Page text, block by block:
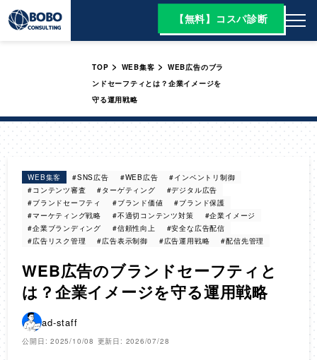
【無料】コスパ診断
TOP > WEB集客 > WEB広告のブラ
ンドセーフティとは？企業イメージを
守る運用戦略
WEB集客 #SNS広告 #WEB広告
#インベントリ制御
#コンテンツ審査
#ターゲティング
#デジタル広告
#ブランドセーフティ
#ブランド価値
#ブランド保護
#マーケティング戦略
#不適切コンテンツ対策
#企業イメージ
#企業ブランディング
#信頼性向上
#安全な広告配信
#広告リスク管理
#広告表示制御 #広告運用戦略 #配信先管理
WEB広告のブランドセーフティと
は？企業イメージを守る運用戦略
ad-staff
公開日: 2025/10/08 更新日: 2026/07/28